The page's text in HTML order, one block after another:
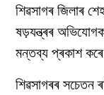
শিৱসাগৰ জিলাৰ
ষড়যন্ত্ৰৰ
মন্তব্য প্ৰকাশ
শিৱসাগৰৰ